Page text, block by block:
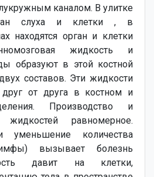
каналом. В улитке
слуха и клетки , в
находятся орган и клетки
жидкость и
образуют в этой костной
составов. Эти жидкости
друг от друга в костном и
Производство и
равномерное.
уменьшение количества
вызывает болезнь
давит на клетки,